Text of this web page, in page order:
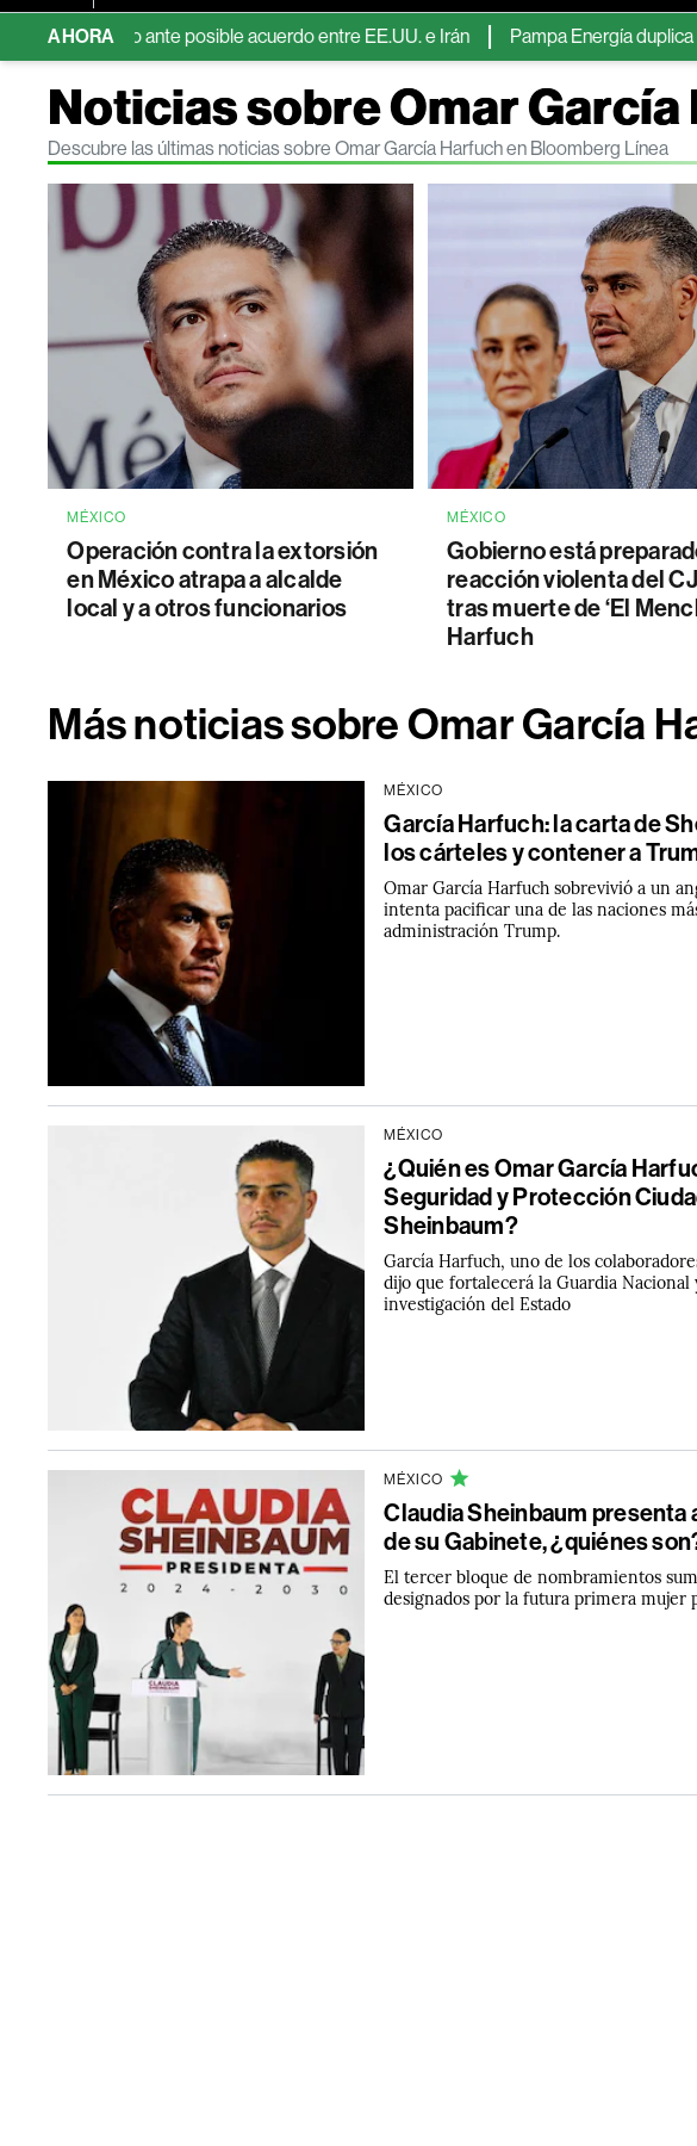
AHORA
ante posible acuerdo entre EE.UU. e Irán Pampa Energía duplica su
Noticias sobre Omar García
Descubre las últimas noticias sobre Omar García Harfuch en Bloomberg Línea
MÉXICO
Operación contra la extorsión
en México atrapa a alcalde
local y a otros funcionarios
MÉXICO
Gobierno está
reacción violenta del
tras muerte de ‘El
Harfuch
Más noticias sobre Omar García
MÉXICO
García Harfuch: la carta de
los cárteles y contener a
Omar García Harfuch sobrevivió a un
intenta pacificar una de las naciones
administración Trump.
MÉXICO
¿Quién es Omar García
Seguridad y Protección
Sheinbaum?
García Harfuch, uno de los
dijo que fortalecerá la Guardia
investigación del Estado
MÉXICO
Claudia Sheinbaum
de su Gabinete, ¿quiénes
El tercer bloque de nombramientos
designados por la futura primera mujer